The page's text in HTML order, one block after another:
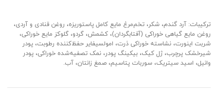
ترکیبات: آرد گندم، شکر، تخم‌مرغ مایع کامل پاستوریزه، روغن قنادی و آردی،
روغن مایع گیاهی خوراکی (آفتابگردان)، کشمش، گردو، گلوکز مایع خوراکی،
شربت اینورت، نشاسته خوراکی ذرت، امولسیفایر حفظ‌کننده رطوبت، پودر
شیرخشک پرچرب، ژل کیک، بیکینگ پودر، نمک تصفیه‌شده خوراکی، پودر
وانیل، اسید سیتریک، سوربات پتاسیم، صمغ زانتان، آب.